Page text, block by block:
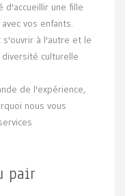
d'accueillir une fille
vos enfants.
s'ouvrir à l'autre et le
culturelle
de l'expérience,
nous vous
pair